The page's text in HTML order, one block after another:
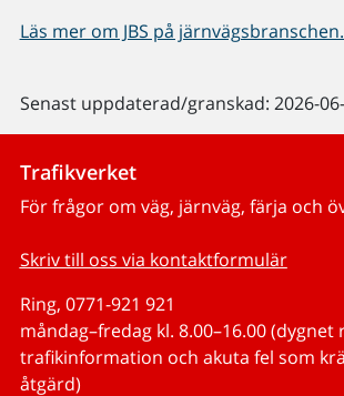
Läs mer om JBS på
Senast uppdaterad/granskad: 2026-
Trafikverket
För frågor om väg, järnväg, färja och
Skriv till oss via kontaktformulär
Ring, 0771-921 921
måndag–fredag kl. 8.00–16.00
trafikinformation och akuta fel som
åtgärd)